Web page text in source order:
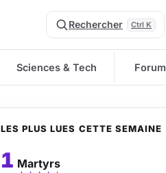
Rechercher Ctrl K
Sciences & Tech Forum
LES PLUS LUES CETTE SEMAINE
1 Martyrs